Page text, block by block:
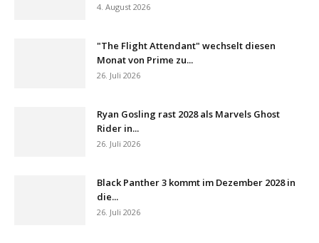
4. August 2026
"The Flight Attendant" wechselt diesen
Monat von Prime zu...
26. Juli 2026
Ryan Gosling rast 2028 als Marvels Ghost
Rider in...
26. Juli 2026
Black Panther 3 kommt im Dezember 2028 in
die...
26. Juli 2026